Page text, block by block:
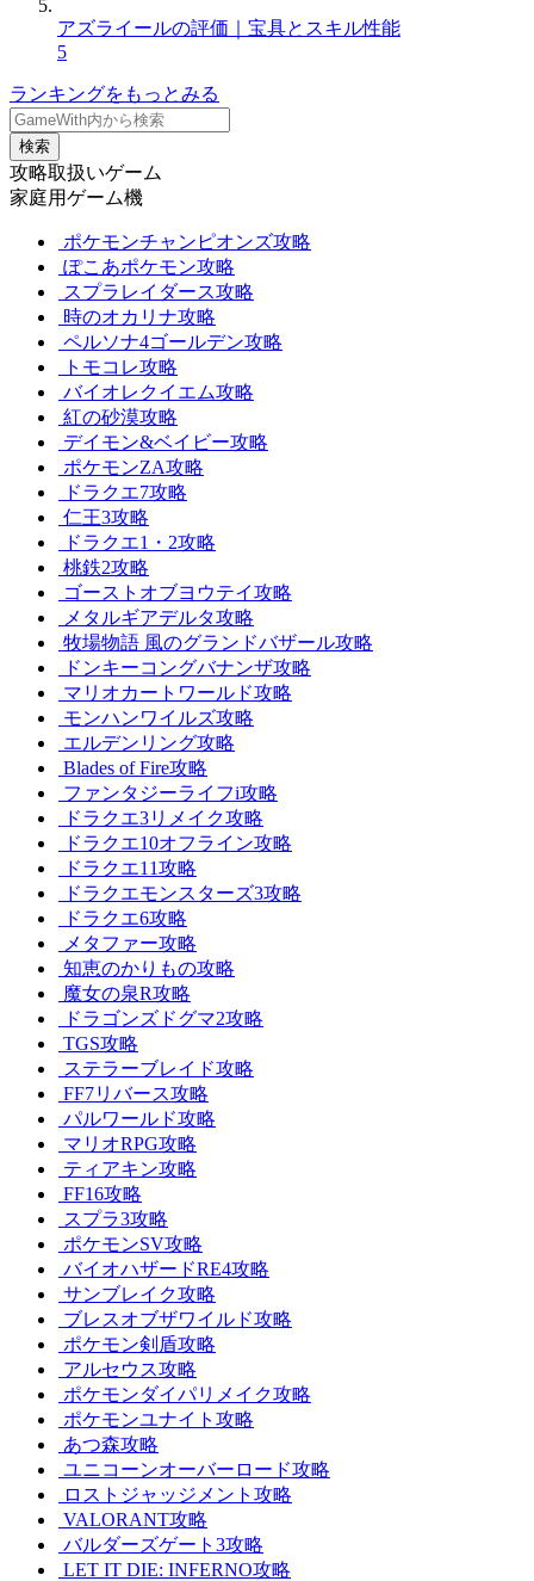
アズライールの評価｜宝具とスキル性能
5
ランキングをもっとみる
検索
攻略取扱いゲーム
家庭用ゲーム機
ポケモンチャンピオンズ攻略
ぽこあポケモン攻略
スプラレイダース攻略
時のオカリナ攻略
ペルソナ4ゴールデン攻略
トモコレ攻略
バイオレクイエム攻略
紅の砂漠攻略
デイモン&ベイビー攻略
ポケモンZA攻略
ドラクエ7攻略
仁王3攻略
ドラクエ1・2攻略
桃鉄2攻略
ゴーストオブヨウテイ攻略
メタルギアデルタ攻略
牧場物語 風のグランドバザール攻略
ドンキーコングバナンザ攻略
マリオカートワールド攻略
モンハンワイルズ攻略
エルデンリング攻略
Blades of Fire攻略
ファンタジーライフi攻略
ドラクエ3リメイク攻略
ドラクエ10オフライン攻略
ドラクエ11攻略
ドラクエモンスターズ3攻略
ドラクエ6攻略
メタファー攻略
知恵のかりもの攻略
魔女の泉R攻略
ドラゴンズドグマ2攻略
TGS攻略
ステラーブレイド攻略
FF7リバース攻略
パルワールド攻略
マリオRPG攻略
ティアキン攻略
FF16攻略
スプラ3攻略
ポケモンSV攻略
バイオハザードRE4攻略
サンブレイク攻略
ブレスオブザワイルド攻略
ポケモン剣盾攻略
アルセウス攻略
ポケモンダイパリメイク攻略
ポケモンユナイト攻略
あつ森攻略
ユニコーンオーバーロード攻略
ロストジャッジメント攻略
VALORANT攻略
バルダーズゲート3攻略
LET IT DIE: INFERNO攻略